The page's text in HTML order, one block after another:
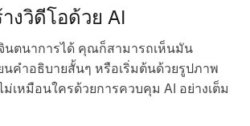
งวิดีโอด้วย AI
ตนาการได้ คุณก็สามารถเห็นมัน
นคำอธิบายสั้นๆ หรือเริ่มต้นด้วยรูปภาพ
เหมือนใครด้วยการควบคุม AI อย่างเต็ม